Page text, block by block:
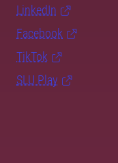
LinkedIn
Facebook
TikTok
SLU Play